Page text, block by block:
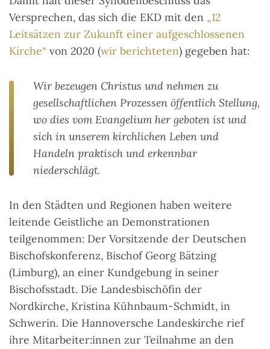
Versprechen, das sich die EKD mit den „12
Leitsätzen zur Zukunft einer aufgeschlossenen
Kirche“ von 2020 (wir berichteten) gegeben hat:
Wir bezeugen Christus und nehmen zu
gesellschaftlichen Prozessen öffentlich Stellung,
wo dies vom Evangelium her geboten ist und
sich in unserem kirchlichen Leben und
Handeln praktisch und erkennbar
niederschlägt.
In den Städten und Regionen haben weitere
leitende Geistliche an Demonstrationen
teilgenommen: Der Vorsitzende der Deutschen
Bischofskonferenz, Bischof Georg Bätzing
(Limburg), an einer Kundgebung in seiner
Bischofsstadt. Die Landesbischöfin der
Nordkirche, Kristina Kühnbaum-Schmidt, in
Schwerin. Die Hannoversche Landeskirche rief
ihre Mitarbeiter:innen zur Teilnahme an den